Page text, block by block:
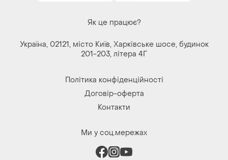
Як це працює?
Україна, 02121, місто Київ, Харківське шосе, будинок
201-203, літера 4Г
Політика конфіденційності
Договір-оферта
Контакти
Ми у соц.мережах